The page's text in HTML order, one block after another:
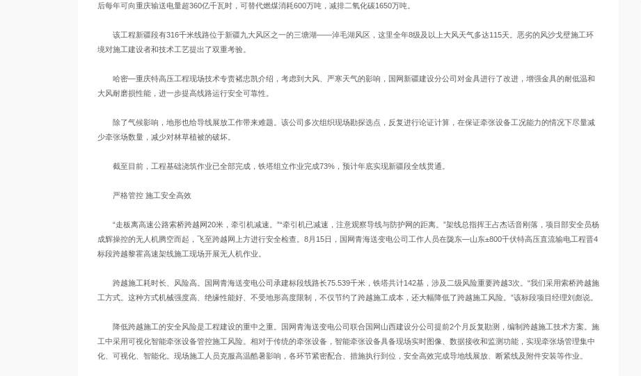
后每年可向重庆输送电量超360亿千瓦时，可替代燃煤消耗600万吨，减排二氧化碳1650万吨。
该工程新疆段有316千米线路位于新疆九大风区之一的三塘湖——淖毛湖风区，这里全年8级及以上大风天气多达115天。恶劣的风沙戈壁施工环
境对施工建设者和技术工艺提出了双重考验。
哈密—重庆特高压工程现场技术专责褚忠凯介绍，考虑到大风、严寒天气的影响，国网新疆建设分公司对金具进行了改进，增强金具的耐低温和
大风耐磨损性能，进一步提高线路运行安全可靠性。
除了气候影响，地形也给导线展放工作带来难题。该公司多次组织现场勘探选点，反复进行论证计算，在保证牵张设备工况能力的情况下尽量减
少牵张场数量，减少对林草植被的破坏。
截至目前，工程基础浇筑作业已全部完成，铁塔组立作业完成73%，预计年底实现新疆段全线贯通。
严格管控 施工安全高效
“走板离高速公路索桥跨越网20米，牵引机减速。”“牵引机已减速，注意观察导线与防护网的距离。”架线总指挥王占杰话音刚落，项目部安全员杨
成辉操控的无人机腾空而起，飞至跨越网上方进行安全检查。8月15日，国网青海送变电公司工作人员在陇东—山东±800千伏特高压直流输电工程晋4
标段跨越黎霍高速架线施工现场开展无人机作业。
跨越施工耗时长、风险高。国网青海送变电公司承建标段线路长75.539千米，铁塔共计142基，涉及二级风险重要跨越3次。“我们采用索桥跨越施
工方式。这种方式机械强度高、绝缘性能好、不受地形高度限制，不仅节约了跨越施工成本，还大幅降低了跨越施工风险。”该标段项目经理刘彪说。
降低跨越施工的安全风险是工程建设的重中之重。国网青海送变电公司联合国网山西建设分公司提前2个月反复勘测，编制跨越施工技术方案。施
工中采用可视化智能牵张设备管控施工风险。相对于传统的牵张设备，智能牵张设备具备现场实时图像、数据接收和监测功能，实现牵张场管理集中
化、可视化、智能化。现场施工人员克服高温酷暑影响，各环节紧密配合、措施执行到位，安全高效完成导地线展放、断紧线及附件安装等作业。